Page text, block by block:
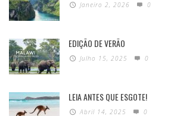
Janeiro 2, 2026 0
EDIÇÃO DE VERÃO
Julho 15, 2025 0
LEIA ANTES QUE ESGOTE!
Abril 14, 2025 0